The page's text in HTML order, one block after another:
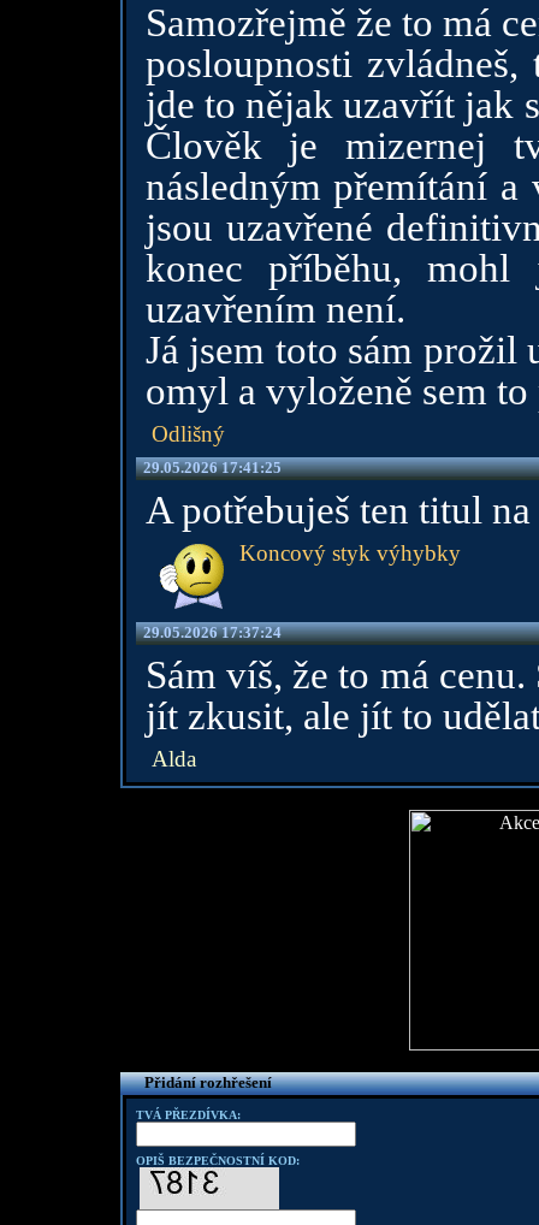
Samozřejmě že to má
posloupnosti
jde to nějak uzavřít jak
Člověk je mizernej
následným přemítání a
jsou uzavřené
konec příběhu, mohl
uzavřením není.
Já jsem toto sám
omyl a vyloženě sem
Odlišný
29.05.2026 17:41:25
A potřebuješ ten titul na
Koncový styk výhybky
29.05.2026 17:37:24
Sám víš, že to má
jít zkusit, ale jít to
Alda
Přidání rozhřešení
TVÁ PŘEZDÍVKA:
OPIŠ BEZPEČNOSTNÍ KOD: